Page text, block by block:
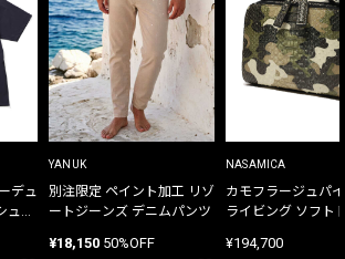
デュ
ガ
YANUK
別注限定 ペイント加工 リゾ
ートジーンズ デニムパンツ
¥18,150 50%OFF
NASAMICA
カモフラージュパ
ライビング ソフト
¥194,700